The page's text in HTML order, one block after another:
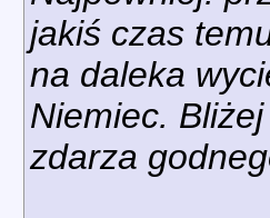
jakiś czas
na daleka
Niemiec.
zdarza